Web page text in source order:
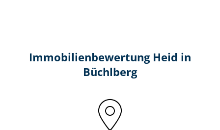
Immobilien­bewertung Heid in
Büchlberg